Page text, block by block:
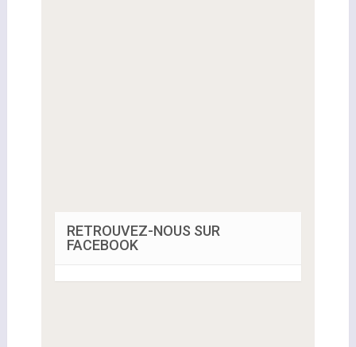
RETROUVEZ-NOUS SUR
FACEBOOK